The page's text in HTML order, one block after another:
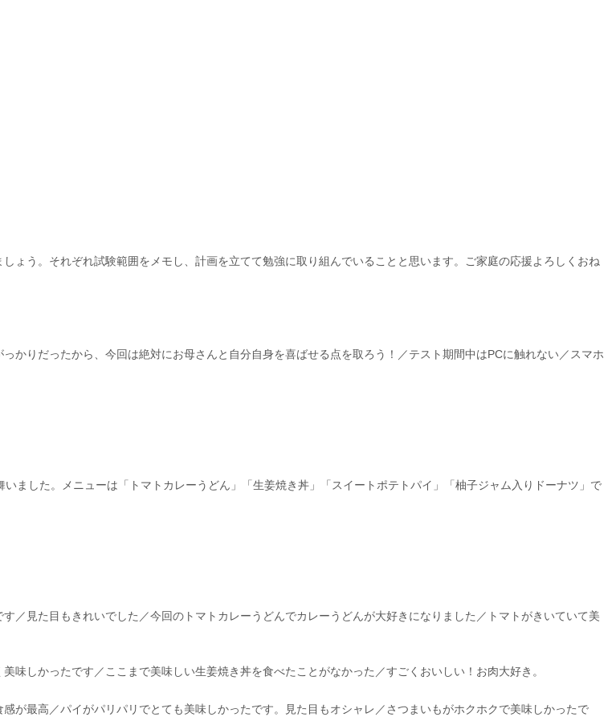
う。それぞれ試験範囲をメモし、計画を立てて勉強に取り組んでいることと思います。ご家庭の応援よろしくおね
かりだったから、今回は絶対にお母さんと自分自身を喜ばせる点を取ろう！／テスト期間中はPCに触れない／スマホ
ました。メニューは「トマトカレーうどん」「生姜焼き丼」「スイートポテトパイ」「柚子ジャム入りドーナツ」で
／見た目もきれいでした／今回のトマトカレーうどんでカレーうどんが大好きになりました／トマトがきいていて美
しかったです／ここまで美味しい生姜焼き丼を食べたことがなかった／すごくおいしい！お肉大好き。
が最高／パイがパリパリでとても美味しかったです。見た目もオシャレ／さつまいもがホクホクで美味しかったで